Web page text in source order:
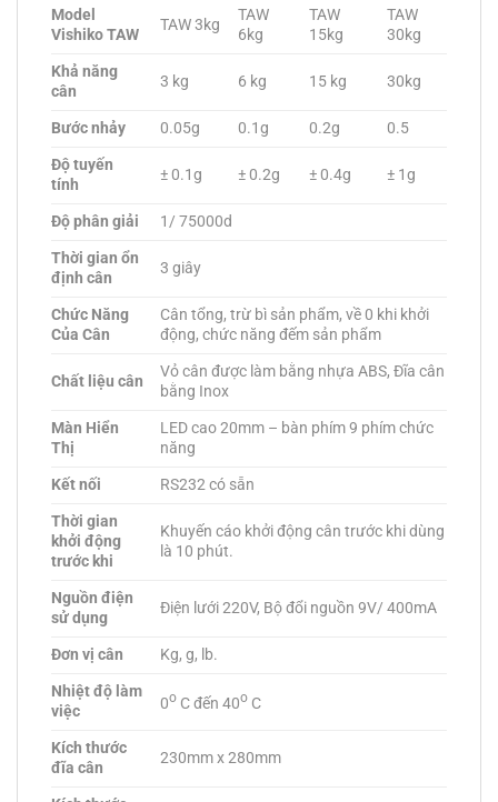
Model
Vishiko TAW
TAW 3kg
TAW
6kg
TAW
15kg
TAW
30kg
Khả năng
cân
3 kg 6 kg 15 kg 30kg
Bước nhảy 0.05g 0.1g 0.2g
0.5
Độ tuyến
tính
± 0.1g ± 0.2g ± 0.4g ± 1g
Độ phân giải
1/ 75000d
Thời gian ổn
định cân
3 giây
Chức Năng
Của Cân
Cân tổng, trừ bì sản phẩm, về 0 khi khởi
động, chức năng đếm sản phẩm
Chất liệu cân
Vỏ cân được làm bằng nhựa ABS, Đĩa cân
bằng Inox
Màn Hiển
Thị
LED cao 20mm – bàn phím 9 phím chức
năng
Kết nối
RS232 có sẵn
Thời gian
khởi động
trước khi
Khuyến cáo khởi động cân trước khi dùng
là 10 phút.
Nguồn điện
sử dụng
Điện lưới 220V, Bộ đổi nguồn 9V/ 400mA
Đơn vị cân
Kg, g, lb.
Nhiệt độ làm
việc
0o C đến 40o C
Kích thước
đĩa cân
230mm x 280mm